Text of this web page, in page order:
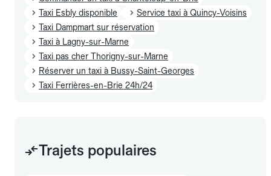
Taxi Esbly disponible
Service taxi à Quincy-Voisins
Taxi Dampmart sur réservation
Taxi à Lagny-sur-Marne
Taxi pas cher Thorigny-sur-Marne
Réserver un taxi à Bussy-Saint-Georges
Taxi Ferrières-en-Brie 24h/24
Trajets populaires